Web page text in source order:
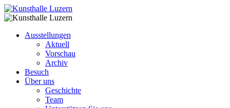
Ausstellungen
Aktuell
Vorschau
Archiv
Besuch
Über uns
Geschichte
Team